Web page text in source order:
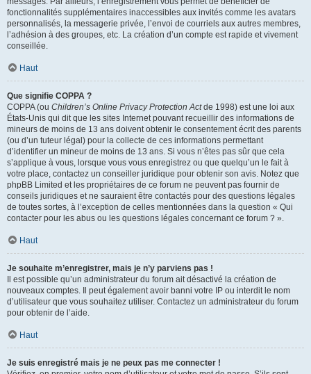
fonctionnalités supplémentaires inaccessibles aux invités comme les avatars
personnalisés, la messagerie privée, l’envoi de courriels aux autres membres,
l’adhésion à des groupes, etc. La création d’un compte est rapide et vivement
conseillée.
Haut
Que signifie COPPA ?
COPPA (ou Children’s Online Privacy Protection Actde 1998) est une loi aux
États-Unis qui dit que les sites Internet pouvant recueillir des informations de
mineurs de moins de 13 ans doivent obtenir le consentement écrit des parents
(ou d’un tuteur légal) pour la collecte de ces informations permettant
d’identifier un mineur de moins de 13 ans. Si vous n’êtes pas sûr que cela
s’applique à vous, lorsque vous vous enregistrez ou que quelqu’un le fait à
votre place, contactez un conseiller juridique pour obtenir son avis. Notez que
phpBB Limited et les propriétaires de ce forum ne peuvent pas fournir de
conseils juridiques et ne sauraient être contactés pour des questions légales
de toutes sortes, à l’exception de celles mentionnées dans la question « Qui
contacter pour les abus ou les questions légales concernant ce forum ? ».
Haut
Je souhaite m’enregistrer, mais je n’y parviens pas !
Il est possible qu’un administrateur du forum ait désactivé la création de
nouveaux comptes. Il peut également avoir banni votre IP ou interdit le nom
d’utilisateur que vous souhaitez utiliser. Contactez un administrateur du forum
pour obtenir de l’aide.
Haut
Je suis enregistré mais je ne peux pas me connecter !